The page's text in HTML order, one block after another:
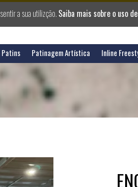
Patins Patinagem Artística Inline
a sua utilizção. Saiba mais sobre o uso